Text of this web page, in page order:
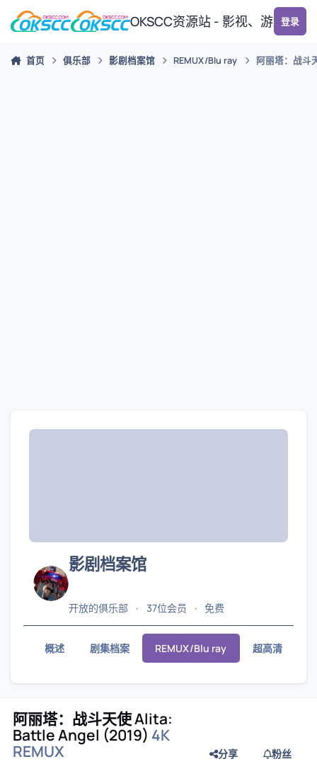
跳转到帖子
OKSCC资源站 - 影视、游戏、
登录
首页 俱乐部 影剧档案馆 REMUX/Blu ray 阿丽塔：战斗
影剧档案馆
开放的俱乐部 37位会员 免费
概述 剧集档案 REMUX/Blu ray 超高清
阿丽塔：战斗天使 Alita:
Battle Angel (2019) 4K
REMUX
分享 粉丝